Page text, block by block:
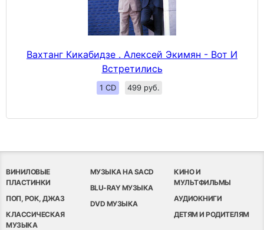
Вахтанг Кикабидзе . Алексей Экимян - Вот И
Встретились
1 CD 499 руб.
ВИНИЛОВЫЕ
ПЛАСТИНКИ
ПОП, РОК, ДЖАЗ
КЛАССИЧЕСКАЯ
МУЗЫКА
МУЗЫКА НА SACD
BLU-RAY МУЗЫКА
DVD МУЗЫКА
КИНО И
МУЛЬТФИЛЬМЫ
АУДИОКНИГИ
ДЕТЯМ И РОДИТЕЛЯМ